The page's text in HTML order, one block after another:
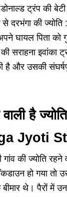
ट्रंप की
दरभंगा की ज्योति
घायल पिता
सराहना इवांका
है और उसकी
है
Jyoti
की ज्योति
हो गया तो
थे। पैरों में